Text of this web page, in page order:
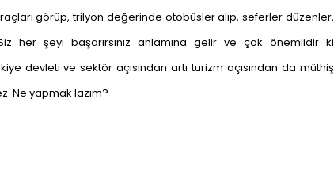
görüp, trilyon değerinde otobüsler alıp, seferler düzenler,
her şeyi başarırsınız anlamına gelir ve çok önemlidir ki
devleti ve sektör açısından artı turizm açısından da müthiş
Ne yapmak lazım?